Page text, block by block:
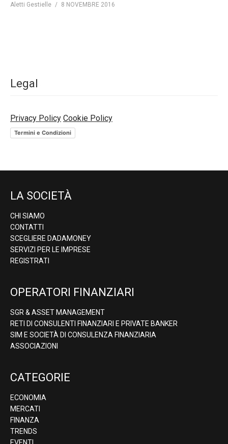
Aletti Gestielle 8 NOVEMBRE 2016
Legal
Privacy Policy Cookie Policy
Termini e Condizioni
LA SOCIETÀ
CHI SIAMO
CONTATTI
SCEGLIERE DADAMONEY
SERVIZI PER LE IMPRESE
REGISTRATI
OPERATORI FINANZIARI
SGR & ASSET MANAGEMENT
RETI DI CONSULENTI FINANZIARI E PRIVATE BANKER
SIM E SOCIETÀ DI CONSULENZA FINANZIARIA
ASSOCIAZIONI
CATEGORIE
ECONOMIA
MERCATI
FINANZA
TRENDS